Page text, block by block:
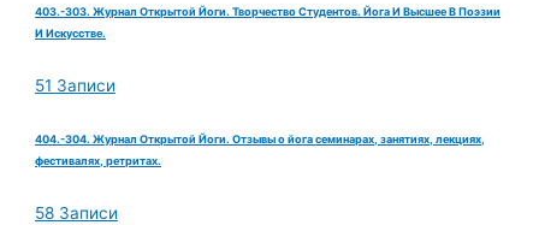
403.-303. Журнал Открытой Йоги. Творчество Студентов. Йога И Высшее В Поэзии
И Искусстве.
51 Записи
404.-304. Журнал Открытой Йоги. Отзывы о йога семинарах, занятиях, лекциях,
фестивалях, ретритах.
58 Записи